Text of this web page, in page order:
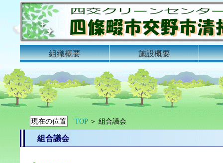
組織概要 施設概要
現在の位置 TOP＞ 組合議会
組合議会